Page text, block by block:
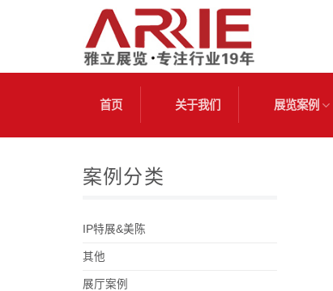
容
首页 关于我们 展览案例
案例分类
IP特展&美陈
其他
展厅案例